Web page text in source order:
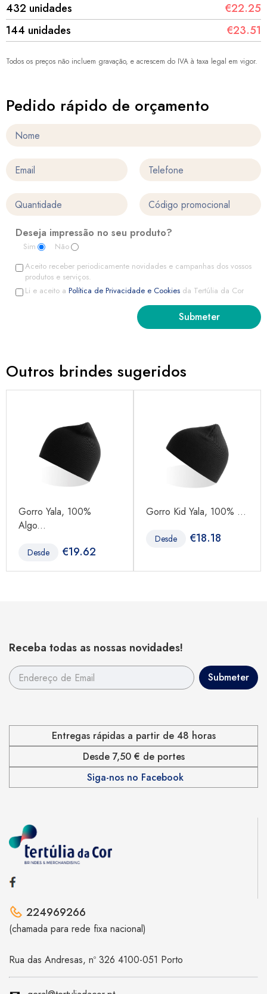
432 unidades
€22.25
144 unidades
€23.51
Todos os preços não incluem gravação, e acrescem do IVA à taxa legal em vigor.
Pedido rápido de orçamento
Deseja impressão no seu produto?
Sim
Não
Aceito receber periodicamente novidades e campanhas dos vossos
produtos e serviços.
Li e aceito a Política de Privacidade e Cookies da Tertúlia da Cor
Outros brindes sugeridos
Gorro Yala, 100%
Algo...
Desde €19.62
Gorro Kid Yala, 100% ...
Desde €18.18
Receba todas as nossas novidades!
Entregas rápidas a partir de 48 horas
Desde 7,50 € de portes
Siga-nos no Facebook
224969266
(chamada para rede fixa nacional)
Rua das Andresas, nº 326 4100-051 Porto